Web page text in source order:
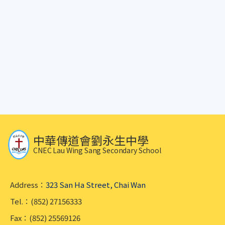
中華傳道會劉永生中學
CNEC Lau Wing Sang Secondary School
Address： 323 San Ha Street, Chai Wan
Tel.：(852) 27156333
Fax：(852) 25569126